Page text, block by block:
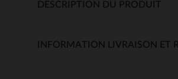
DESCRIPTION DU PRODUIT
INFORMATION LIVRAISON ET